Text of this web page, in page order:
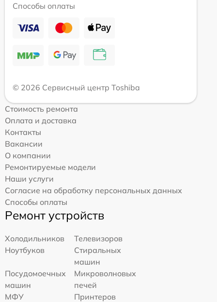
Способы оплаты
© 2026 Сервисный центр Toshiba
Стоимость ремонта
Оплата и доставка
Контакты
Вакансии
О компании
Ремонтируемые модели
Наши услуги
Согласие на обработку персональных данных
Способы оплаты
Ремонт устройств
Холодильников
Телевизоров
Ноутбуков
Стиральных
машин
Посудомоечных
машин
Микроволновых
печей
МФУ
Принтеров